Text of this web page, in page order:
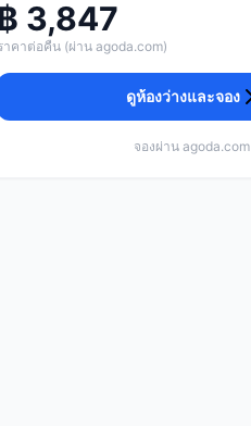
3,847
าคาต่อคืน (ผ่าน agoda.com)
ดูห้องว่างและจอง
จองผ่าน agoda.com